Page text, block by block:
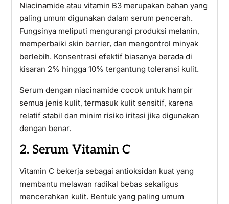
Niacinamide atau vitamin B3 merupakan bahan yang
paling umum digunakan dalam serum pencerah.
Fungsinya meliputi mengurangi produksi melanin,
memperbaiki skin barrier, dan mengontrol minyak
berlebih. Konsentrasi efektif biasanya berada di
kisaran 2% hingga 10% tergantung toleransi kulit.
Serum dengan niacinamide cocok untuk hampir
semua jenis kulit, termasuk kulit sensitif, karena
relatif stabil dan minim risiko iritasi jika digunakan
dengan benar.
2. Serum Vitamin C
Vitamin C bekerja sebagai antioksidan kuat yang
membantu melawan radikal bebas sekaligus
mencerahkan kulit. Bentuk yang paling umum